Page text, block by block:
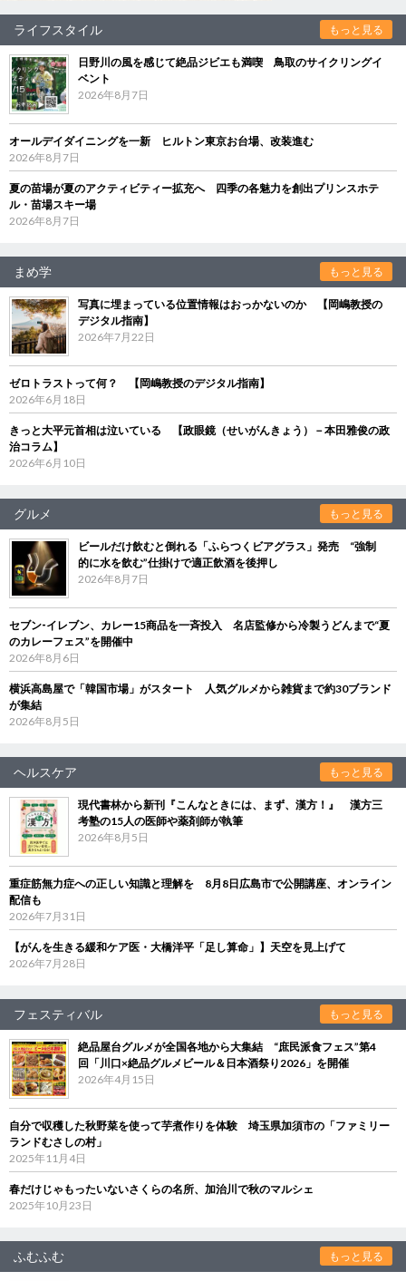
ライフスタイル もっと見る
日野川の風を感じて絶品ジビエも満喫 鳥取のサイクリングイ
ベント
2026年8月7日
オールデイダイニングを一新 ヒルトン東京お台場、改装進む
2026年8月7日
夏の苗場が夏のアクティビティー拡充へ 四季の各魅力を創出プリンスホテ
ル・苗場スキー場
2026年8月7日
まめ学 もっと見る
写真に埋まっている位置情報はおっかないのか 【岡嶋教授の
デジタル指南】
2026年7月22日
ゼロトラストって何？ 【岡嶋教授のデジタル指南】
2026年6月18日
きっと大平元首相は泣いている 【政眼鏡（せいがんきょう）－本田雅俊の政
治コラム】
2026年6月10日
グルメ もっと見る
ビールだけ飲むと倒れる「ふらつくビアグラス」発売 “強制
的に水を飲む”仕掛けで適正飲酒を後押し
2026年8月7日
セブン‐イレブン、カレー15商品を一斉投入 名店監修から冷製うどんまで“夏
のカレーフェス”を開催中
2026年8月6日
横浜高島屋で「韓国市場」がスタート 人気グルメから雑貨まで約30ブランド
が集結
2026年8月5日
ヘルスケア もっと見る
現代書林から新刊『こんなときには、まず、漢方！』 漢方三
考塾の15人の医師や薬剤師が執筆
2026年8月5日
重症筋無力症への正しい知識と理解を 8月8日広島市で公開講座、オンライン
配信も
2026年7月31日
【がんを生きる緩和ケア医・大橋洋平「足し算命」】天空を見上げて
2026年7月28日
フェスティバル もっと見る
絶品屋台グルメが全国各地から大集結 “庶民派食フェス”第4
回「川口×絶品グルメビール＆日本酒祭り2026」を開催
2026年4月15日
自分で収穫した秋野菜を使って芋煮作りを体験 埼玉県加須市の「ファミリー
ランドむさしの村」
2025年11月4日
春だけじゃもったいないさくらの名所、加治川で秋のマルシェ
2025年10月23日
ふむふむ もっと見る